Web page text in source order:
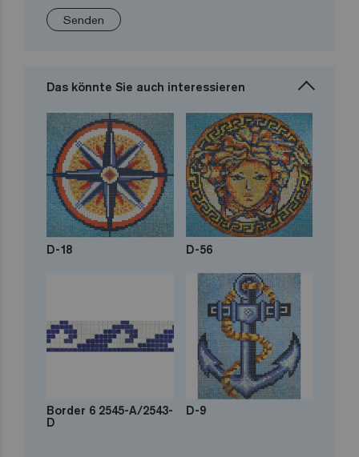
Senden
Das könnte Sie auch interessieren
D-18 D-56
Border 6 2545-A/2543-
D
D-9